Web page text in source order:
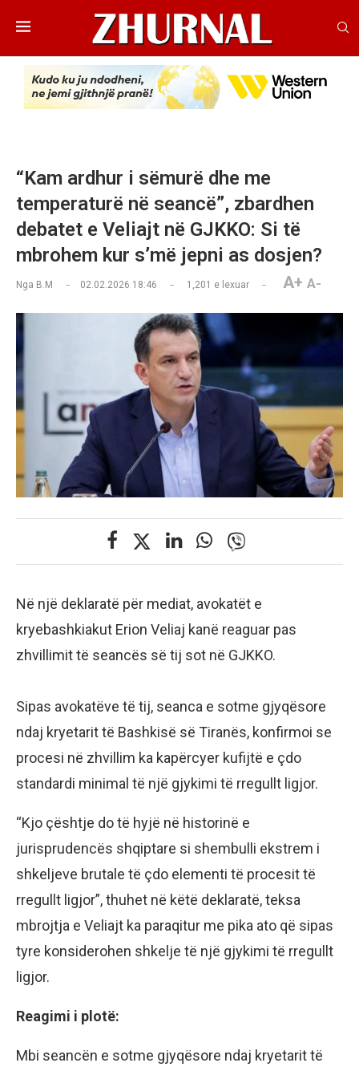
“Kam ardhur i sëmurë dhe me
temperaturë në seancë”, zbardhen
debatet e Veliajt në GJKKO: Si të
mbrohem kur s’më jepni as dosjen?
Nga B.M 02.02.2026 18:46 1,201 e lexuar A+ A-
Në një deklaratë për mediat, avokatët e
kryebashkiakut Erion Veliaj kanë reaguar pas
zhvillimit të seancës së tij sot në GJKKO.
Sipas avokatëve të tij, seanca e sotme gjyqësore
ndaj kryetarit të Bashkisë së Tiranës, konfirmoi se
procesi në zhvillim ka kapërcyer kufijtë e çdo
standardi minimal të një gjykimi të rregullt ligjor.
“Kjo çështje do të hyjë në historinë e
jurisprudencës shqiptare si shembulli ekstrem i
shkeljeve brutale të çdo elementi të procesit të
rregullt ligjor”, thuhet në këtë deklaratë, teksa
mbrojtja e Veliajt ka paraqitur me pika ato që sipas
tyre konsiderohen shkelje të një gjykimi të rregullt
ligjor.
Reagimi i plotë:
Mbi seancën e sotme gjyqësore ndaj kryetarit të